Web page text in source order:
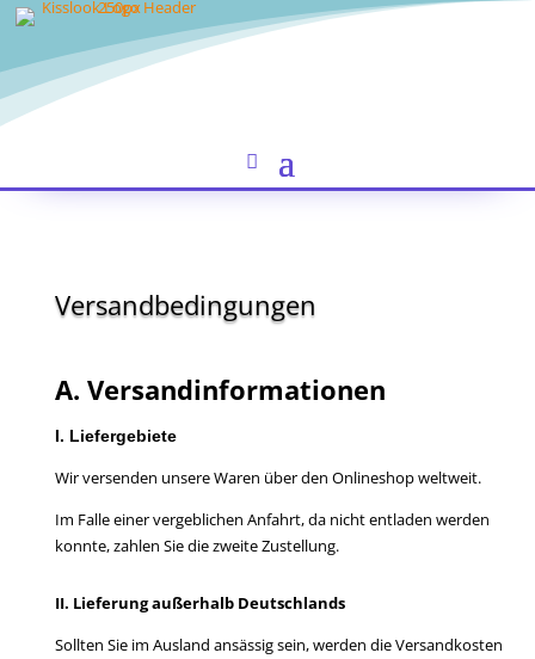
Versandbedingungen
A. Versandinformationen
I. Liefergebiete
Wir versenden unsere Waren über den Onlineshop weltweit.
Im Falle einer vergeblichen Anfahrt, da nicht entladen werden
konnte, zahlen Sie die zweite Zustellung.
II. Lieferung außerhalb Deutschlands
Sollten Sie im Ausland ansässig sein, werden die Versandkosten